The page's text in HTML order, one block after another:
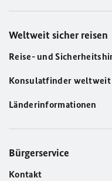
Weltweit sicher reisen
Reise- und
Konsulatfinder weltweit
Länderinformationen
Bürgerservice
Kontakt